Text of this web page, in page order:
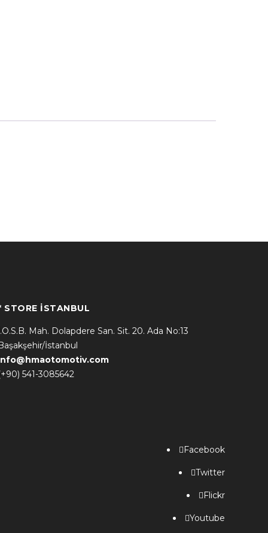
STORE İSTANBUL
Mah. Dolapdere San. Sit. 20. Ada No:13
İstanbul
541-3085642
Facebook
Twitter
Flickr
Youtube